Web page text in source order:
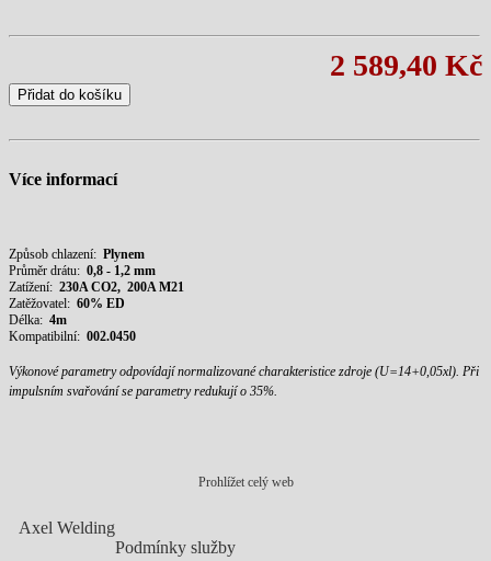
2 589,40 Kč
Přidat do košíku
Více informací
Způsob chlazení: Plynem
Průměr drátu: 0,8 - 1,2 mm
Zatížení: 230A CO2, 200A M21
Zatěžovatel: 60% ED
Délka: 4m
Kompatibilní: 002.0450
Výkonové parametry odpovídají normalizované charakteristice zdroje (U=14+0,05xl). Při
impulsním svařování se parametry redukují o 35%.
Prohlížet celý web
Axel Welding
Podmínky služby